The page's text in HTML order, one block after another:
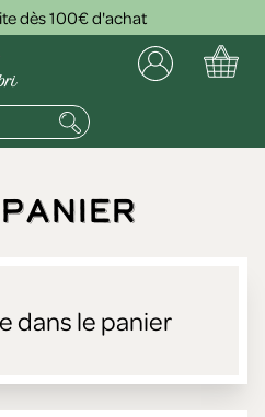
dès 100€ d'achat
panier
dans le panier